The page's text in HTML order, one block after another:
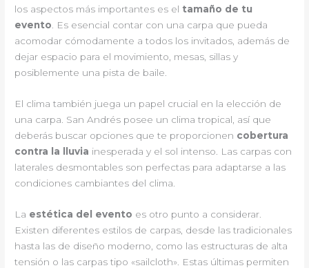
los aspectos más importantes es el tamaño de tu
evento . Es esencial contar con una carpa que pueda
acomodar cómodamente a todos los invitados, además de
dejar espacio para el movimiento, mesas, sillas y
posiblemente una pista de baile.
El clima también juega un papel crucial en la elección de
una carpa. San Andrés posee un clima tropical, así que
deberás buscar opciones que te proporcionen cobertura
contra la lluvia inesperada y el sol intenso. Las carpas con
laterales desmontables son perfectas para adaptarse a las
condiciones cambiantes del clima.
La estética del evento es otro punto a considerar.
Existen diferentes estilos de carpas, desde las tradicionales
hasta las de diseño moderno, como las estructuras de alta
tensión o las carpas tipo «sailcloth». Estas últimas permiten